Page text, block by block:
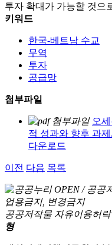
투자 확대가 가능할 것으
키워드
한국-베트남 수교
무역
투자
공급망
첨부파일
오
적 성과와 향후 과
다운로드
이전 다음 목록
공공저작물 자유이용허
형